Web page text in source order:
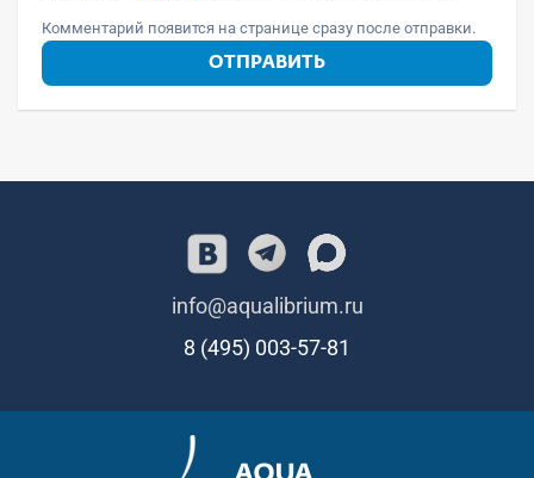
Комментарий появится на странице сразу после отправки.
ОТПРАВИТЬ
info@aqualibrium.ru
8 (495) 003-57-81